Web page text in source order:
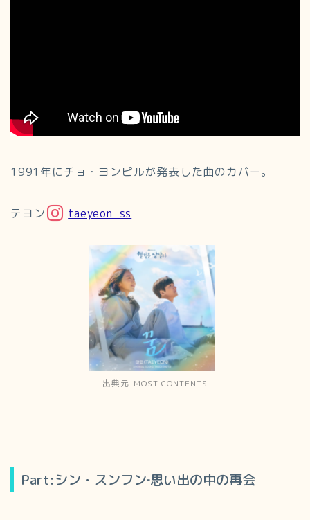
1991年にチョ・ヨンピルが発表した曲のカバー。
テヨン taeyeon_ss
出典元:MOST CONTENTS
Part:シン・スンフン‐思い出の中の再会